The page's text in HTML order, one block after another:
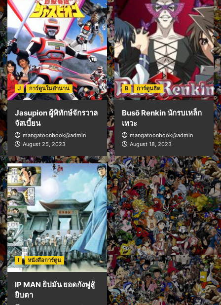
J การ์ตูนในตำนาน
Jasupion ผู้พิทักษ์จักรวาล
จัสเบี้ยน
mangatoonbook@admin
August 25, 2023
B การ์ตูนฮิต
Busō Renkin นักรบเหล็ก
เทวะ
mangatoonbook@admin
August 18, 2023
I หนังสือการ์ตูน
IP MAN ยิปมัน ยอดกังฟูสู้
ยิบตา